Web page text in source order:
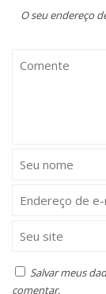
O seu endereço
Salvar meus
comentar.